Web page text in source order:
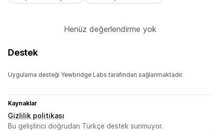
Henüz değerlendirme yok
Destek
Uygulama desteği Yewbridge Labs tarafından sağlanmaktadır.
Kaynaklar
Gizlilik politikası
Bu geliştirici doğrudan Türkçe destek sunmuyor.